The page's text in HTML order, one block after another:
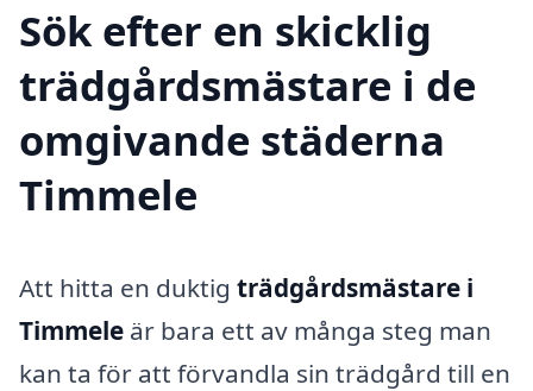
Sök efter en skicklig
trädgårdsmästare i de
omgivande städerna
Timmele
Att hitta en duktig trädgårdsmästare i
Timmele är bara ett av många steg man
kan ta för att förvandla sin trädgård till en